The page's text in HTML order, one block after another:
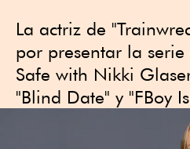
La actriz de
por presentar la
Safe with Nikki
"Blind Date" y "FBoy